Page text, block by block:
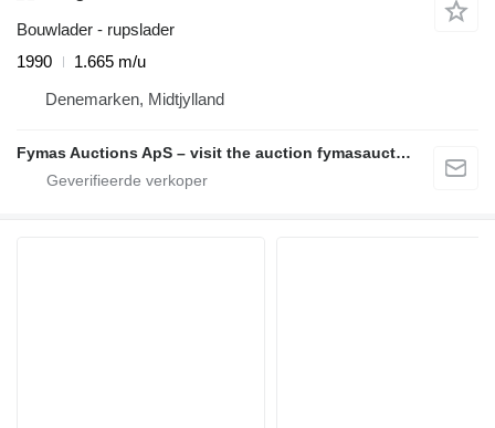
Bouwlader - rupslader
1990
1.665 m/u
Denemarken, Midtjylland
Fymas Auctions ApS – visit the auction fymasauctions.dk